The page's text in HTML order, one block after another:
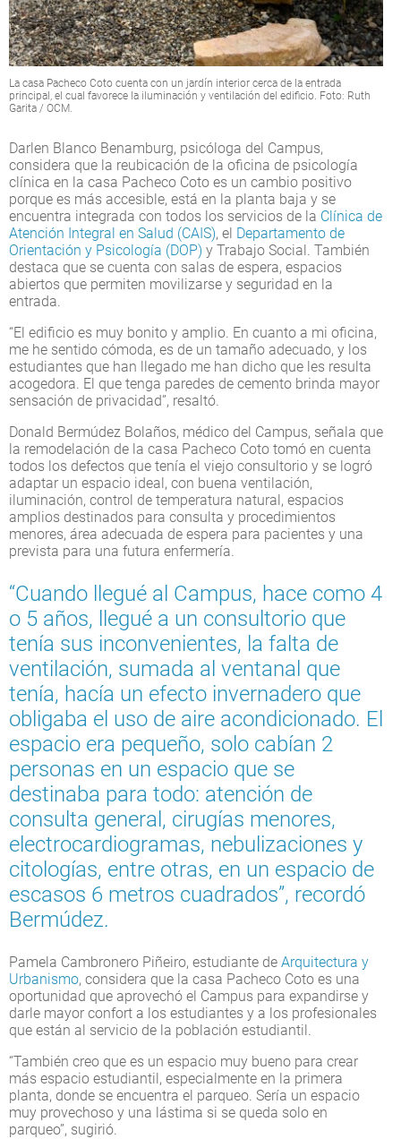
La casa Pacheco Coto cuenta con un jardín interior cerca de la entrada
principal, el cual favorece la iluminación y ventilación del edificio. Foto: Ruth
Garita / OCM.
Darlen Blanco Benamburg, psicóloga del Campus,
considera que la reubicación de la oficina de psicología
clínica en la casa Pacheco Coto es un cambio positivo
porque es más accesible, está en la planta baja y se
encuentra integrada con todos los servicios de la Clínica de
Atención Integral en Salud (CAIS), el Departamento de
Orientación y Psicología (DOP) y Trabajo Social. También
destaca que se cuenta con salas de espera, espacios
abiertos que permiten movilizarse y seguridad en la
entrada.
“El edificio es muy bonito y amplio. En cuanto a mi oficina,
me he sentido cómoda, es de un tamaño adecuado, y los
estudiantes que han llegado me han dicho que les resulta
acogedora. El que tenga paredes de cemento brinda mayor
sensación de privacidad”, resaltó.
Donald Bermúdez Bolaños, médico del Campus, señala que
la remodelación de la casa Pacheco Coto tomó en cuenta
todos los defectos que tenía el viejo consultorio y se logró
adaptar un espacio ideal, con buena ventilación,
iluminación, control de temperatura natural, espacios
amplios destinados para consulta y procedimientos
menores, área adecuada de espera para pacientes y una
prevista para una futura enfermería.
“Cuando llegué al Campus, hace como 4
o 5 años, llegué a un consultorio que
tenía sus inconvenientes, la falta de
ventilación, sumada al ventanal que
tenía, hacía un efecto invernadero que
obligaba el uso de aire acondicionado. El
espacio era pequeño, solo cabían 2
personas en un espacio que se
destinaba para todo: atención de
consulta general, cirugías menores,
electrocardiogramas, nebulizaciones y
citologías, entre otras, en un espacio de
escasos 6 metros cuadrados”, recordó
Bermúdez.
Pamela Cambronero Piñeiro, estudiante de Arquitectura y
Urbanismo, considera que la casa Pacheco Coto es una
oportunidad que aprovechó el Campus para expandirse y
darle mayor confort a los estudiantes y a los profesionales
que están al servicio de la población estudiantil.
“También creo que es un espacio muy bueno para crear
más espacio estudiantil, especialmente en la primera
planta, donde se encuentra el parqueo. Sería un espacio
muy provechoso y una lástima si se queda solo en
parqueo”, sugirió.